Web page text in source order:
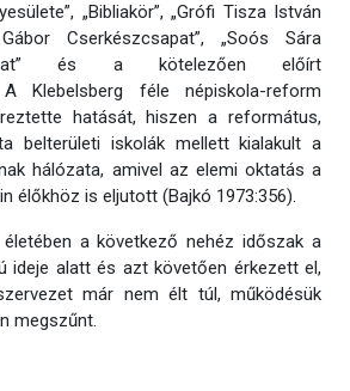
„Bibliakör”, „Grófi Tisza István
Cserkészcsapat”, „Soós Sára
és a kötelezően előírt
A Klebelsberg féle népiskola-reform
hatását, hiszen a református,
belterületi iskolák mellett kialakult a
hálózata, amivel az elemi oktatás a
élőkhöz is eljutott (Bajkó 1973:356).
a következő nehéz időszak a
ideje alatt és azt követően érkezett el,
már nem élt túl, működésük
megszűnt.